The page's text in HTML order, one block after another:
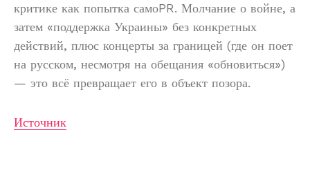
критике как попытка самоPR. Молчание о войне, а
затем «поддержка Украины» без конкретных
действий, плюс концерты за границей (где он поет
на русском, несмотря на обещания «обновиться»)
— это всё превращает его в объект позора.
Источник